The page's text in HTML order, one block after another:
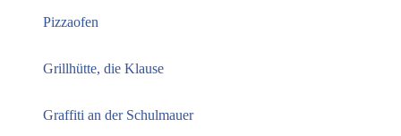
Pizzaofen
Grillhütte, die Klause
Graffiti an der Schulmauer